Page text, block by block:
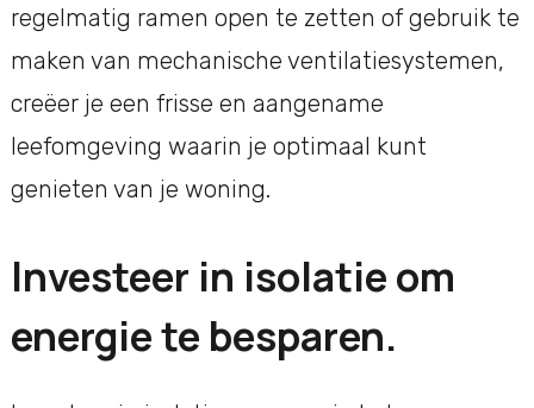
regelmatig ramen open te zetten of gebruik te
maken van mechanische ventilatiesystemen,
creëer je een frisse en aangename
leefomgeving waarin je optimaal kunt
genieten van je woning.
Investeer in isolatie om
energie te besparen.